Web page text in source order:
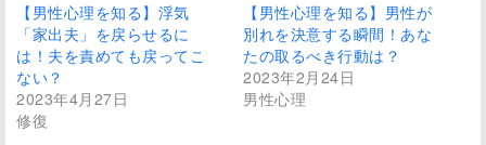
【男性心理を知る】浮気
「家出夫」を戻らせるに
は！夫を責めても戻ってこ
ない？
2023年4月27日
修復
【男性心理を知る】男性が
別れを決意する瞬間！あな
たの取るべき行動は？
2023年2月24日
男性心理